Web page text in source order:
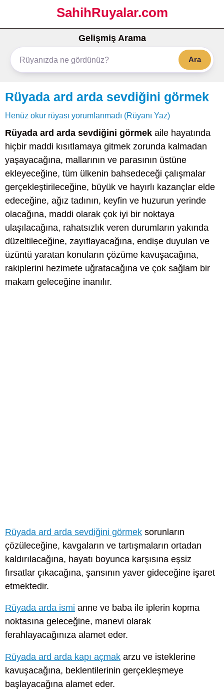
SahihRuyalar.com
Gelişmiş Arama
Ara
Rüyada ard arda sevdiğini görmek
Henüz okur rüyası yorumlanmadı (Rüyanı Yaz)
Rüyada ard arda sevdiğini görmek aile hayatında
hiçbir maddi kısıtlamaya gitmek zorunda kalmadan
yaşayacağına, mallarının ve parasının üstüne
ekleyeceğine, tüm ülkenin bahsedeceği çalışmalar
gerçekleştirileceğine, büyük ve hayırlı kazançlar elde
edeceğine, ağız tadının, keyfin ve huzurun yerinde
olacağına, maddi olarak çok iyi bir noktaya
ulaşılacağına, rahatsızlık veren durumların yakında
düzeltileceğine, zayıflayacağına, endişe duyulan ve
üzüntü yaratan konuların çözüme kavuşacağına,
rakiplerini hezimete uğratacağına ve çok sağlam bir
makam geleceğine inanılır.
Rüyada ard arda sevdiğini görmek sorunların
çözüleceğine, kavgaların ve tartışmaların ortadan
kaldırılacağına, hayatı boyunca karşısına eşsiz
fırsatlar çıkacağına, şansının yaver gideceğine işaret
etmektedir.
Rüyada arda ismi anne ve baba ile iplerin kopma
noktasına geleceğine, manevi olarak
ferahlayacağınıza alamet eder.
Rüyada ard arda kapı açmak arzu ve isteklerine
kavuşacağına, beklentilerinin gerçekleşmeye
başlayacağına alamet eder.